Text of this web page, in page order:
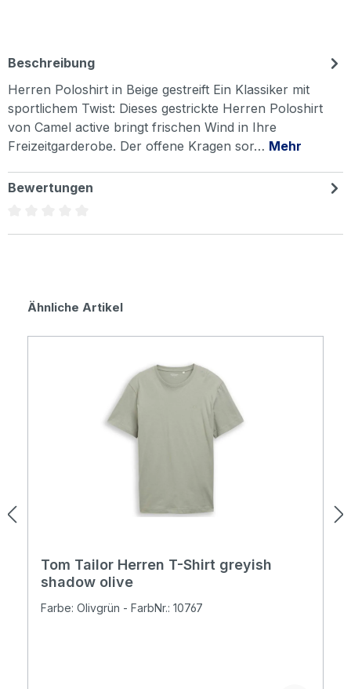
Beschreibung
Herren Poloshirt in Beige gestreift Ein Klassiker mit
sportlichem Twist: Dieses gestrickte Herren Poloshirt
von Camel active bringt frischen Wind in Ihre
Freizeitgarderobe. Der offene Kragen sor… Mehr
Bewertungen
Produktgalerie überspringen
Ähnliche Artikel
Tom Tailor Herren T-Shirt greyish
shadow olive
Farbe: Olivgrün - FarbNr.: 10767